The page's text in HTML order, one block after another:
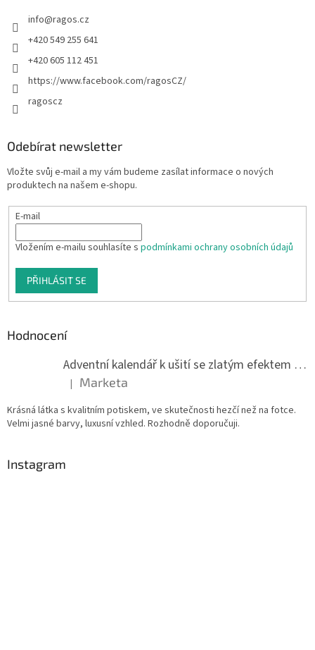
info@ragos.cz
+420 549 255 641
+420 605 112 451
https://www.facebook.com/ragosCZ/
ragoscz
Odebírat newsletter
Vložte svůj e-mail a my vám budeme zasílat informace o nových
produktech na našem e-shopu.
E-mail
Vložením e-mailu souhlasíte s podmínkami ochrany osobních údajů
PŘIHLÁSIT SE
Hodnocení
Adventní kalendář k ušití se zlatým efektem 042Q
Hodnocení produktu je 5 z 5 hvězdiček.
| Marketa
Krásná látka s kvalitním potiskem, ve skutečnosti hezčí než na fotce.
Velmi jasné barvy, luxusní vzhled. Rozhodně doporučuji.
Instagram